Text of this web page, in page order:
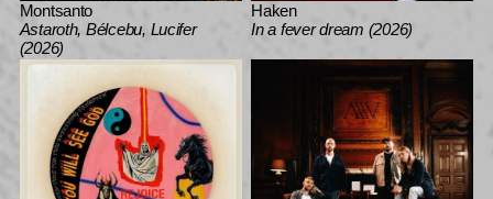
Montsanto
Astaroth, Bélcebu, Lucifer
(2026)
Haken
In a fever dream (2026)